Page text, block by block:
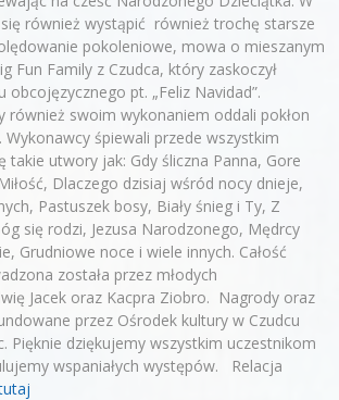
również wystąpić również trochę starsze
pokoleniowe, mowa o mieszanym
Fun Family z Czudca, który zaskoczył
pt. „Feliz Navidad”.
również swoim wykonaniem oddali pokłon
Wykonawcy śpiewali przede wszystkim
takie utwory jak: Gdy śliczna Panna, Gore
Dlaczego dzisiaj wśród nocy dnieje,
Pastuszek bosy, Biały śnieg i Ty, Z
się rodzi, Jezusa Narodzonego, Mędrcy
Grudniowe noce i wiele innych. Całość
została przez młodych
Jacek oraz Kacpra Ziobro. Nagrody oraz
przez Ośrodek kultury w Czudcu
Pięknie dziękujemy wszystkim uczestnikom
wspaniałych występów. Relacja